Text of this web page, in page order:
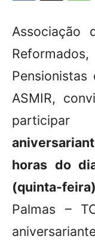
Associação
ASMIR,
horas do
(quinta-
Palmas –